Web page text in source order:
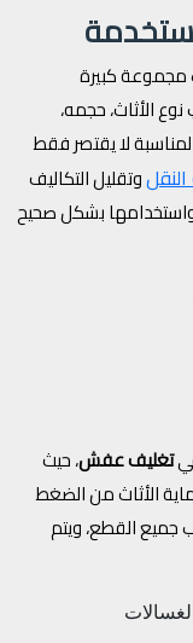
مجموعة كبيرة
الأثاث، حجمه،
لا يقتصر فقط
وتقليل التكاليف
واستخدامها بشكل صحيح
تغليف عفش، حيث
الأثاث من الضغط
جميع القطع، ويتم